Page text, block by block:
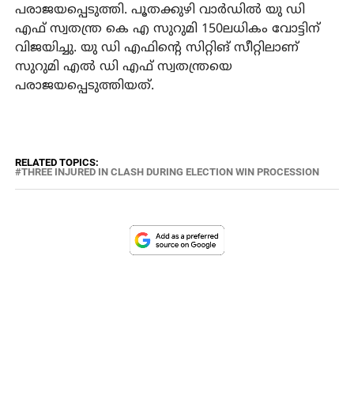
പരാജയപ്പെടുത്തി. പൂതക്കുഴി വാര്‍ഡില്‍ യു ഡി
എഫ് സ്വതന്ത്ര കെ എ സുറുമി 150ലധികം വോട്ടിന്
വിജയിച്ചു. യു ഡി എഫിന്റെ സിറ്റിങ് സീറ്റിലാണ്
സുറുമി എല്‍ ഡി എഫ് സ്വതന്ത്രയെ
പരാജയപ്പെടുത്തിയത്.
RELATED TOPICS:
THREE INJURED IN CLASH DURING ELECTION WIN PROCESSION